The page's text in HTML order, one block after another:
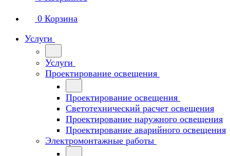
0 Корзина
Услуги
Услуги
Проектирование освещения
Проектирование освещения
Светотехнический расчет освещения
Проектирование наружного освещения
Проектирование аварийного освещения
Электромонтажные работы